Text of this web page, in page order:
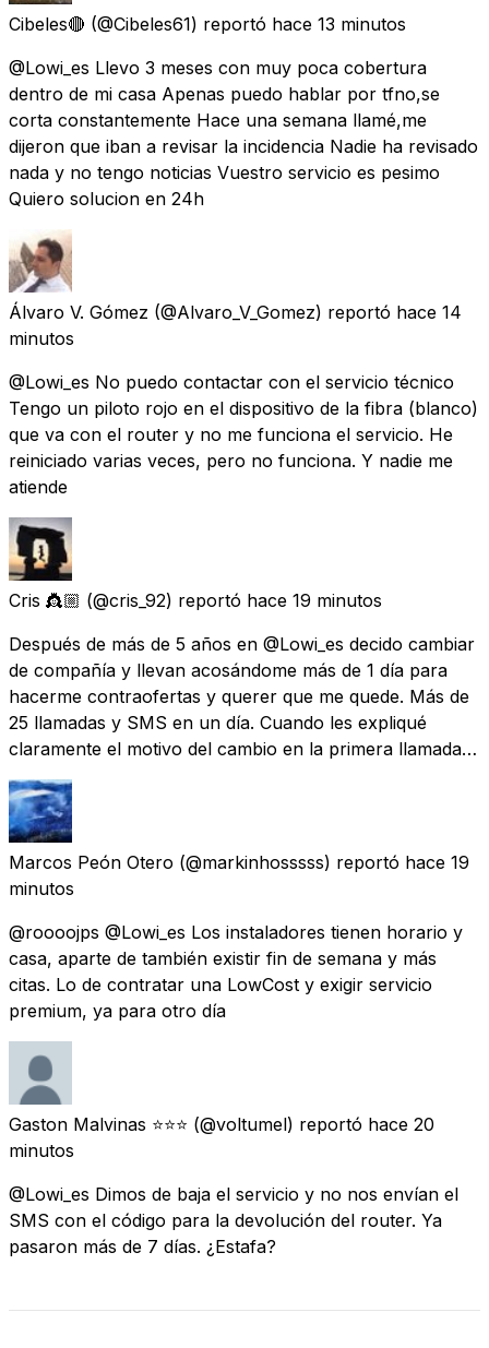
Cibeles🔴 (@Cibeles61) reportó hace 13 minutos
@Lowi_es Llevo 3 meses con muy poca cobertura
dentro de mi casa Apenas puedo hablar por tfno,se
corta constantemente Hace una semana llamé,me
dijeron que iban a revisar la incidencia Nadie ha revisado
nada y no tengo noticias Vuestro servicio es pesimo
Quiero solucion en 24h
Álvaro V. Gómez (@Alvaro_V_Gomez) reportó hace 14
minutos
@Lowi_es No puedo contactar con el servicio técnico
Tengo un piloto rojo en el dispositivo de la fibra (blanco)
que va con el router y no me funciona el servicio. He
reiniciado varias veces, pero no funciona. Y nadie me
atiende
Cris 👸🏼 (@cris_92) reportó hace 19 minutos
Después de más de 5 años en @Lowi_es decido cambiar
de compañía y llevan acosándome más de 1 día para
hacerme contraofertas y querer que me quede. Más de
25 llamadas y SMS en un día. Cuando les expliqué
claramente el motivo del cambio en la primera llamada…
Marcos Peón Otero (@markinhosssss) reportó hace 19
minutos
@roooojps @Lowi_es Los instaladores tienen horario y
casa, aparte de también existir fin de semana y más
citas. Lo de contratar una LowCost y exigir servicio
premium, ya para otro día
Gaston Malvinas ⭐️⭐️⭐️ (@voltumel) reportó hace 20
minutos
@Lowi_es Dimos de baja el servicio y no nos envían el
SMS con el código para la devolución del router. Ya
pasaron más de 7 días. ¿Estafa?